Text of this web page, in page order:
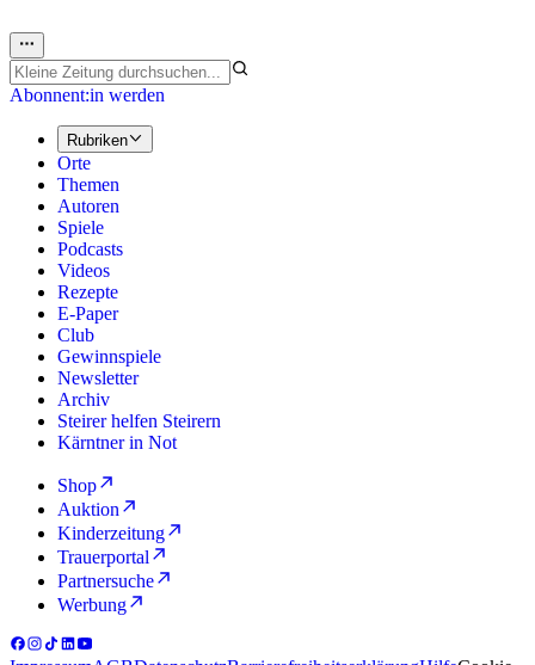
Abonnent:in werden
Rubriken
Orte
Themen
Autoren
Spiele
Podcasts
Videos
Rezepte
E-Paper
Club
Gewinnspiele
Newsletter
Archiv
Steirer helfen Steirern
Kärntner in Not
Shop
Auktion
Kinderzeitung
Trauerportal
Partnersuche
Werbung